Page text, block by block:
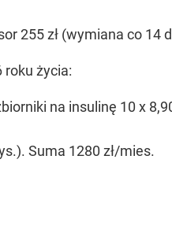
255 zł (wymiana co 14
roku życia:
na insulinę 10 x
Suma 1280 zł/mies.